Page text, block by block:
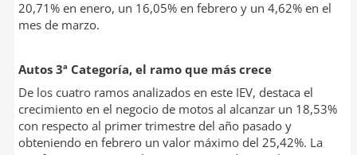
20,71% en enero, un 16,05% en febrero y un 4,62% en el
mes de marzo.
Autos 3ª Categoría, el ramo que más crece
De los cuatro ramos analizados en este IEV, destaca el
crecimiento en el negocio de motos al alcanzar un 18,53%
con respecto al primer trimestre del año pasado y
obteniendo en febrero un valor máximo del 25,42%. La